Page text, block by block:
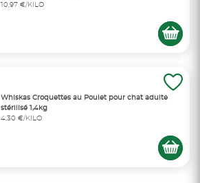
10,97 €/KILO
Whiskas Croquettes au Poulet pour chat adulte
stérilisé 1,4kg
4,30 €/KILO